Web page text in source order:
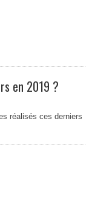
en 2019 ?
réalisés ces derniers